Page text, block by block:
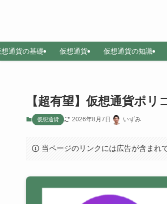
想通貨の基礎 仮想通貨 仮想通貨の知識
【超有望】仮想通貨ポ
仮想通貨 2026年8月7日 いずみ
当ページのリンクには広告が含まれ